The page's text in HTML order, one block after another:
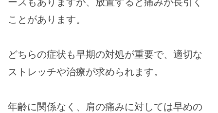
ことがあります。
どちらの症状も早期の対処が重要で、適切な
ストレッチや治療が求められます。
年齢に関係なく、肩の痛みに対しては早めの